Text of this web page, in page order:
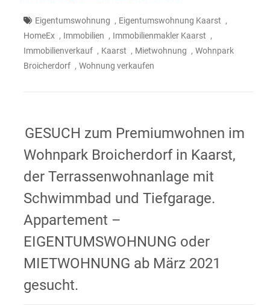
Eigentumswohnung , Eigentumswohnung Kaarst ,
HomeEx , Immobilien , Immobilienmakler Kaarst ,
Immobilienverkauf , Kaarst , Mietwohnung , Wohnpark
Broicherdorf , Wohnung verkaufen
GESUCH zum Premiumwohnen im
Wohnpark Broicherdorf in Kaarst,
der Terrassenwohnanlage mit
Schwimmbad und Tiefgarage.
Appartement –
EIGENTUMSWOHNUNG oder
MIETWOHNUNG ab März 2021
gesucht.